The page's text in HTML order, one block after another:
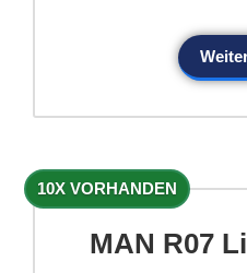
10X VORHANDEN
MAN R07